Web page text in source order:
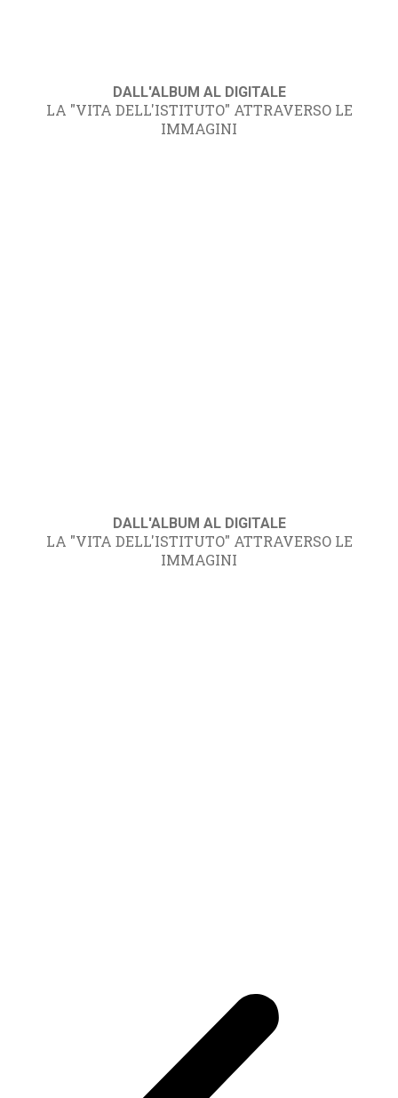
DALL'ALBUM AL DIGITALE
LA "VITA DELL'ISTITUTO" ATTRAVERSO LE
IMMAGINI
DALL'ALBUM AL DIGITALE
LA "VITA DELL'ISTITUTO" ATTRAVERSO LE
IMMAGINI